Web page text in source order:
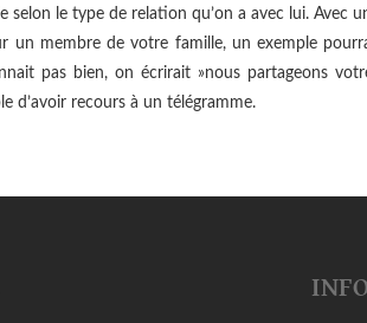
selon le type de relation qu’on a avec lui. Avec
un membre de votre famille, un exemple
pas bien, on écrirait »nous partageons
d’avoir recours à un télégramme.